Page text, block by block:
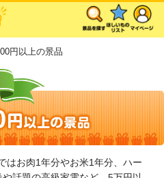
円以上の景品
はお肉1年分やお米1年分、ハー